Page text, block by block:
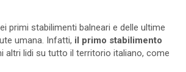
primi stabilimenti balneari e delle ultime
umana. Infatti, il primo stabilimento
altri lidi su tutto il territorio italiano, come